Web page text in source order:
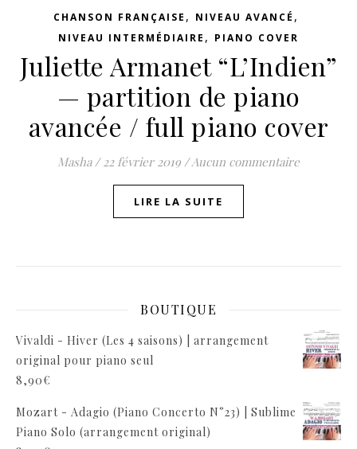
CHANSON FRANÇAISE , NIVEAU AVANCÉ ,
NIVEAU INTERMÉDIAIRE , PIANO COVER
Juliette Armanet “L’Indien”
— partition de piano
avancée / full piano cover
Masha / 22 février 2019 /Aucun commentaire
LIRE LA SUITE
BOUTIQUE
Vivaldi - Hiver (Les 4 saisons) | arrangement
original pour piano seul
8,90€
Mozart - Adagio (Piano Concerto N°23) | Sublime
Piano Solo (arrangement original)